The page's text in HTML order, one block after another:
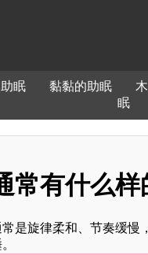
眠 黏黏的助眠
眠
常有什么
是旋律柔和、节奏缓慢